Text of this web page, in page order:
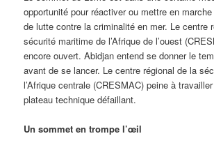
opportunité pour réactiver ou mettre en
de lutte contre la criminalité en mer. Le centre
sécurité maritime de l’Afrique de l’ouest
encore ouvert. Abidjan entend se donner le
avant de se lancer. Le centre régional de la
l’Afrique centrale (CRESMAC) peine à
plateau technique défaillant.
Un sommet en trompe l’œil